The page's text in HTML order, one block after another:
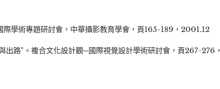
學術專題研討會，中華攝影教育學會，頁165-189，2001.12
路"。複合文化設計觀─國際視覺設計學術研討會，頁267-276，